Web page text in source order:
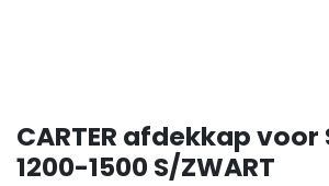
CARTER afdekkap voor
1200-1500 S/ZWART